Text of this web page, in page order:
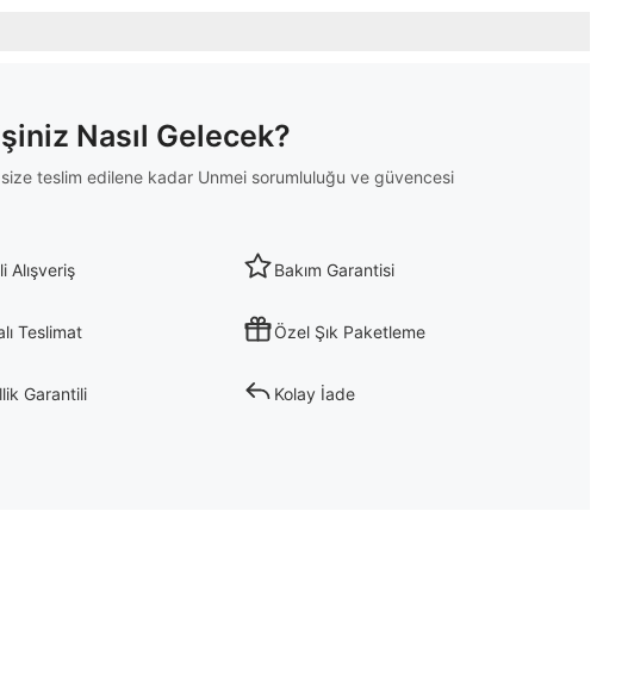
Nasıl Gelecek?
teslim edilene kadar Unmei sorumluluğu ve güvencesi
Alışveriş Bakım Garantisi
Teslimat Özel Şık Paketleme
Garantili Kolay İade